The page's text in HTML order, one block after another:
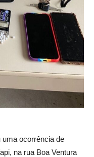
uma ocorrência de
na rua Boa Ventura